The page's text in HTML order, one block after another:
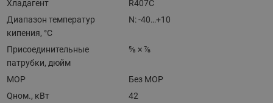
Хладагент
R407C
Диапазон температур
кипения, °C
N: -40…+10
Присоединительные
патрубки, дюйм
⅝ × ⅞
MOP
Без MOP
Qном., кВт
42